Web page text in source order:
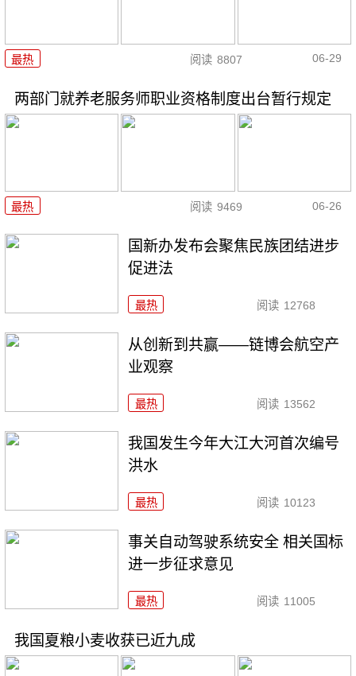
最热 阅读 8807 06-29
两部门就养老服务师职业资格制度出台暂行规定
最热 阅读 9469 06-26
国新办发布会聚焦民族团结进步
促进法
最热 阅读 12768
从创新到共赢——链博会航空产
业观察
最热 阅读 13562
我国发生今年大江大河首次编号
洪水
最热 阅读 10123
事关自动驾驶系统安全 相关国标
进一步征求意见
最热 阅读 11005
我国夏粮小麦收获已近九成